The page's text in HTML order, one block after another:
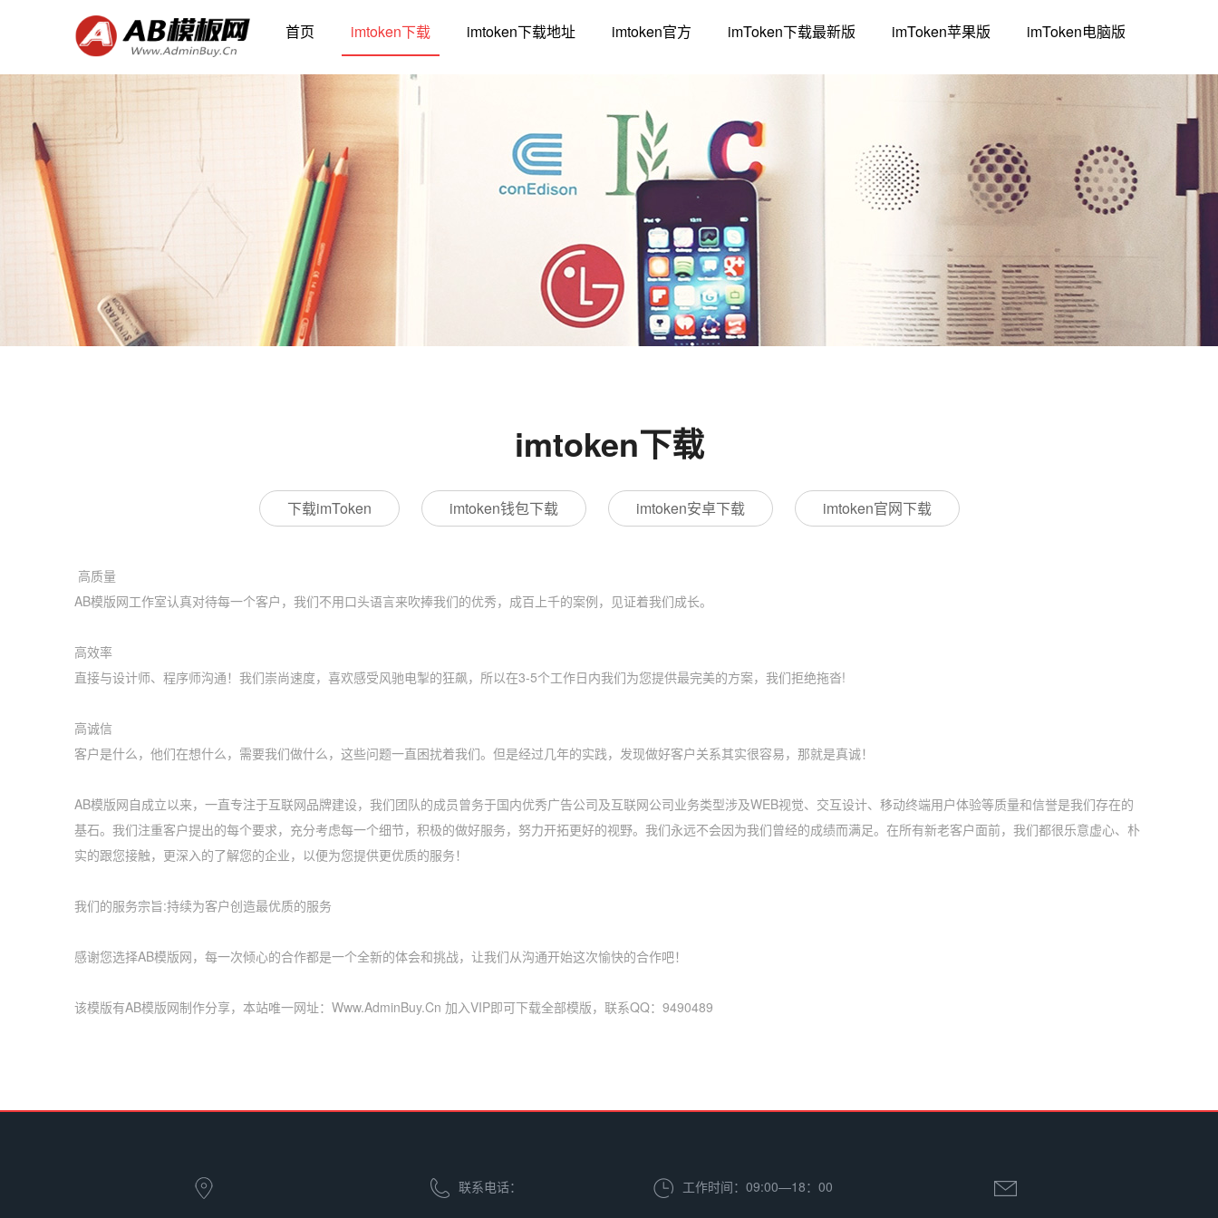
首页 imtoken下载 imtoken下载地址 imtoken官方 imToken下载最新版 imToken苹果版 imToken电脑版
imtoken下载
下载imToken imtoken钱包下载 imtoken安卓下载 imtoken官网下载
高质量
AB模版网工作室认真对待每一个客户，我们不用口头语言来吹捧我们的优秀，成百上千的案例，见证着我们成长。
高效率
直接与设计师、程序师沟通！我们崇尚速度，喜欢感受风驰电掣的狂飙，所以在3-5个工作日内我们为您提供最完美的方案，我们拒绝拖沓!
高诚信
客户是什么，他们在想什么，需要我们做什么，这些问题一直困扰着我们。但是经过几年的实践，发现做好客户关系其实很容易，那就是真诚！
AB模版网自成立以来，一直专注于互联网品牌建设，我们团队的成员曾务于国内优秀广告公司及互联网公司业务类型涉及WEB视觉、交互设计、移动终端用户体验等质量和信誉是我们存在的
基石。我们注重客户提出的每个要求，充分考虑每一个细节，积极的做好服务，努力开拓更好的视野。我们永远不会因为我们曾经的成绩而满足。在所有新老客户面前，我们都很乐意虚心、朴
实的跟您接触，更深入的了解您的企业，以便为您提供更优质的服务！
我们的服务宗旨:持续为客户创造最优质的服务
感谢您选择AB模版网，每一次倾心的合作都是一个全新的体会和挑战，让我们从沟通开始这次愉快的合作吧！
该模版有AB模版网制作分享，本站唯一网址：Www.AdminBuy.Cn 加入VIP即可下载全部模版，联系QQ：9490489
联系电话： 工作时间：09:00—18：00